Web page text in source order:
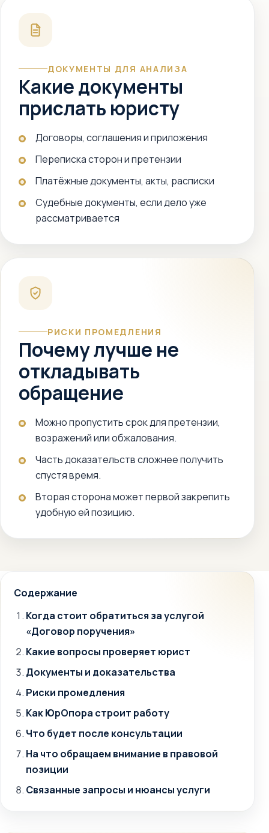
ДОКУМЕНТЫ ДЛЯ АНАЛИЗА
Какие документы
прислать юристу
Договоры, соглашения и приложения
Переписка сторон и претензии
Платёжные документы, акты, расписки
Судебные документы, если дело уже
рассматривается
РИСКИ ПРОМЕДЛЕНИЯ
Почему лучше не
откладывать
обращение
Можно пропустить срок для претензии,
возражений или обжалования.
Часть доказательств сложнее получить
спустя время.
Вторая сторона может первой закрепить
удобную ей позицию.
Содержание
Когда стоит обратиться за услугой
«Договор поручения»
Какие вопросы проверяет юрист
Документы и доказательства
Риски промедления
Как ЮрОпора строит работу
Что будет после консультации
На что обращаем внимание в правовой
позиции
Связанные запросы и нюансы услуги